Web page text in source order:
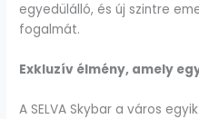
egyedülálló, és új szintre
fogalmát.
Exkluzív élmény, amely
A SELVA Skybar a város